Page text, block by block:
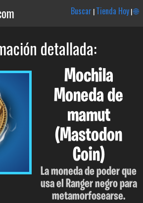
Buscar |Tienda Hoy|🌐
detallada:
Mochila
Moneda de
mamut
(Mastodon
Coin)
La moneda de poder que
usa el Ranger negro para
metamorfosearse.